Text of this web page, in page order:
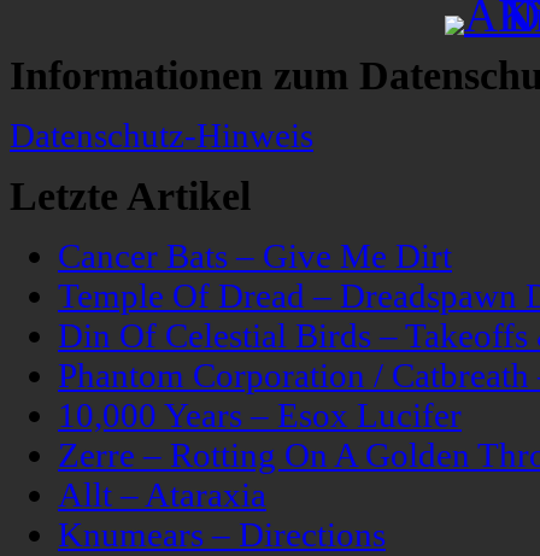
Informationen zum
Datenschutz-Hinweis
Letzte Artikel
Cancer Bats – Give Me Dirt
Temple Of Dread – Dreadspawn
Din Of Celestial Birds –
Phantom Corporation /
10,000 Years – Esox Lucifer
Zerre – Rotting On A Golden
Allt – Ataraxia
Knumears – Directions